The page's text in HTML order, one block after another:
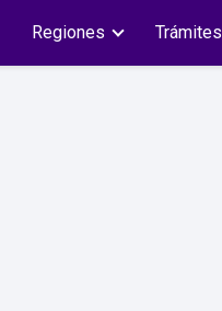
Regiones Trámites